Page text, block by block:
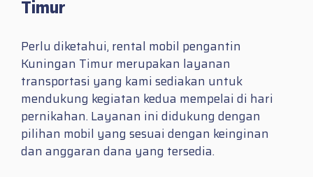
Timur
Perlu diketahui, rental mobil pengantin
Kuningan Timur merupakan layanan
transportasi yang kami sediakan untuk
mendukung kegiatan kedua mempelai di hari
pernikahan. Layanan ini didukung dengan
pilihan mobil yang sesuai dengan keinginan
dan anggaran dana yang tersedia.